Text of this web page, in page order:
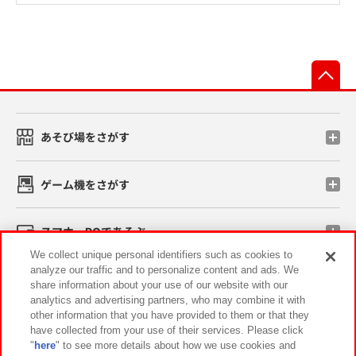
あそび場をさがす
ゲーム機をさがす
スマホ・PCであそぶ
イベント・キャンペーン
We collect unique personal identifiers such as cookies to
analyze our traffic and to personalize content and ads. We
share information about your use of our website with our
analytics and advertising partners, who may combine it with
other information that you have provided to them or that they
have collected from your use of their services. Please click
" here" to see more details about how we use cookies and